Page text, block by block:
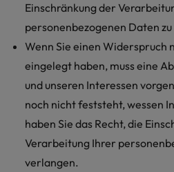
Einschränkung der
personenbezogenen Daten
Wenn Sie einen Widerspruch
eingelegt haben, muss eine
und unseren Interessen
noch nicht feststeht, wessen
haben Sie das Recht, die
Verarbeitung Ihrer
verlangen.